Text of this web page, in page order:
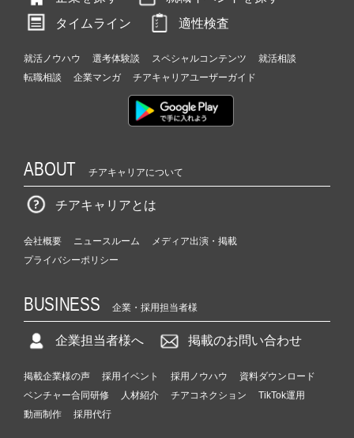
タイムライン
適性検査
就活ノウハウ 選考体験談 スペシャルコンテンツ
就活相談
転職相談
企業マンガ チアキャリアユーザーガイド
ABOUT チアキャリアについて
チアキャリアとは
会社概要 ニュースルーム
メディア出演・掲載
プライバシーポリシー
BUSINESS 企業・採用担当者様
企業担当者様へ 掲載のお問い合わせ
掲載企業様の声 採用イベント 採用ノウハウ
資料ダウンロード
ベンチャー合同研修
人材紹介 チアコネクション
TikTok運用
動画制作
採用代行